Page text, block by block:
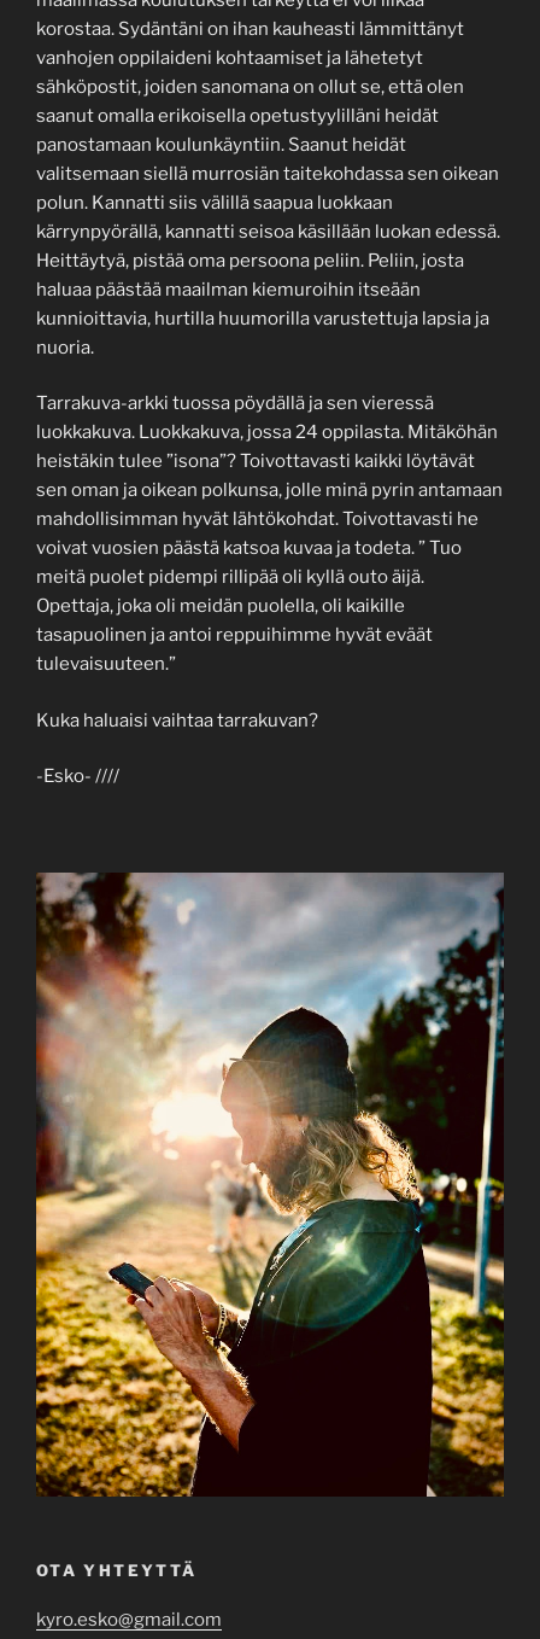
korostaa. Sydäntäni on ihan kauheasti lämmittänyt
vanhojen oppilaideni kohtaamiset ja lähetetyt
sähköpostit, joiden sanomana on ollut se, että olen
saanut omalla erikoisella opetustyylilläni heidät
panostamaan koulunkäyntiin. Saanut heidät
valitsemaan siellä murrosiän taitekohdassa sen oikean
polun. Kannatti siis välillä saapua luokkaan
kärrynpyörällä, kannatti seisoa käsillään luokan edessä.
Heittäytyä, pistää oma persoona peliin. Peliin, josta
haluaa päästää maailman kiemuroihin itseään
kunnioittavia, hurtilla huumorilla varustettuja lapsia ja
nuoria.
Tarrakuva-arkki tuossa pöydällä ja sen vieressä
luokkakuva. Luokkakuva, jossa 24 oppilasta. Mitäköhän
heistäkin tulee ”isona”? Toivottavasti kaikki löytävät
sen oman ja oikean polkunsa, jolle minä pyrin antamaan
mahdollisimman hyvät lähtökohdat. Toivottavasti he
voivat vuosien päästä katsoa kuvaa ja todeta. ” Tuo
meitä puolet pidempi rillipää oli kyllä outo äijä.
Opettaja, joka oli meidän puolella, oli kaikille
tasapuolinen ja antoi reppuihimme hyvät eväät
tulevaisuuteen.”
Kuka haluaisi vaihtaa tarrakuvan?
-Esko- ////
OTA YHTEYTTÄ
kyro.esko@gmail.com